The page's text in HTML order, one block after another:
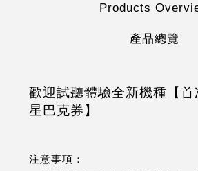
Products
產品總覽
歡迎試聽體驗全新機種【首
星巴克券】
注意事項：